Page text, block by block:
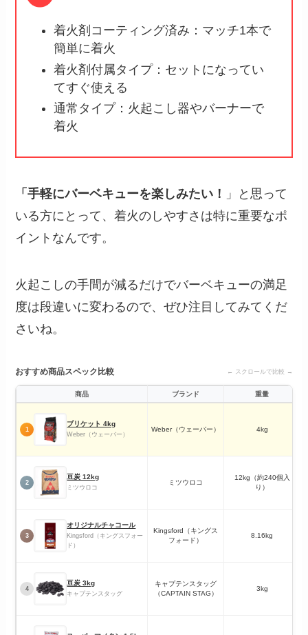
着火剤コーティング済み：マッチ1本で
簡単に着火
着火剤付属タイプ：セットになってい
てすぐ使える
通常タイプ：火起こし器やバーナーで
着火
「手軽にバーベキューを楽しみたい！
」と思って
いる方にとって、着火のしやすさは特に重要なポ
イントなんです。
火起こしの手間が減るだけでバーベキューの満足
度は段違いに変わるので、ぜひ注目してみてくだ
さいね。
おすすめ商品スペック比較 ← スクロールで比較 →
商品 ブランド 重量
1
ブリケット 4kg
Weber（ウェーバー）
Weber（ウェーバー） 4kg
2
豆炭 12kg
ミツウロコ
ミツウロコ
12kg（約240個入
り）
3
オリジナルチャコール
Kingsford（キングスフォー
ド）
Kingsford（キングス
フォード）
8.16kg
4
豆炭 3kg
キャプテンスタッグ
キャプテンスタッグ
（CAPTAIN STAG）
3kg